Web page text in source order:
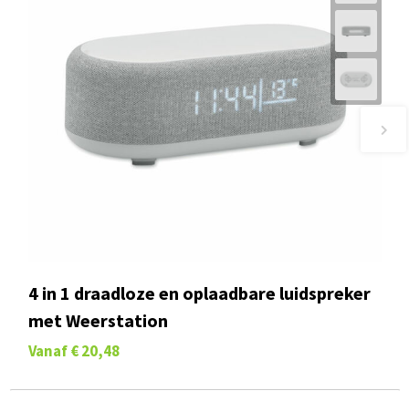
4 in 1 draadloze en oplaadbare luidspreker
met Weerstation
Vanaf € 20,48